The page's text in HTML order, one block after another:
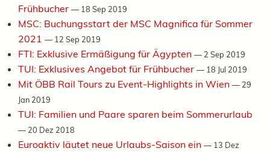
Frühbucher — 18 Sep 2019
MSC: Buchungsstart der MSC Magnifica für Sommer
2021 — 12 Sep 2019
FTI: Exklusive Ermäßigung für Ägypten — 2 Sep 2019
TUI: Exklusives Angebot für Frühbucher — 18 Jul 2019
Mit ÖBB Rail Tours zu Event-Highlights in Wien — 29
Jan 2019
TUI: Familien und Paare sparen beim Sommerurlaub
— 20 Dez 2018
Euroaktiv läutet neue Urlaubs-Saison ein — 13 Dez